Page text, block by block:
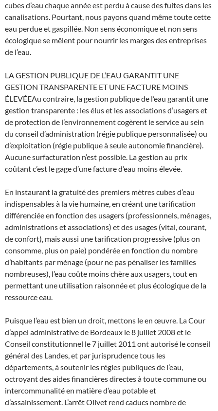
cubes d’eau chaque année est perdu à cause des fuites dans les
canalisations. Pourtant, nous payons quand même toute cette
eau perdue et gaspillée. Non sens économique et non sens
écologique se mêlent pour nourrir les marges des entreprises
de l’eau.
LA GESTION PUBLIQUE DE L’EAU GARANTIT UNE
GESTION TRANSPARENTE ET UNE FACTURE MOINS
ÉLEVÉEAu contraire, la gestion publique de l’eau garantit une
gestion transparente : les élus et les associations d’usagers et
de protection de l’environnement cogèrent le service au sein
du conseil d’administration (régie publique personnalisée) ou
d’exploitation (régie publique à seule autonomie financière).
Aucune surfacturation n’est possible. La gestion au prix
coûtant c’est le gage d’une facture d’eau moins élevée.
En instaurant la gratuité des premiers mètres cubes d’eau
indispensables à la vie humaine, en créant une tarification
différenciée en fonction des usagers (professionnels, ménages,
administrations et associations) et des usages (vital, courant,
de confort), mais aussi une tarification progressive (plus on
consomme, plus on paie) pondérée en fonction du nombre
d’habitants par ménage (pour ne pas pénaliser les familles
nombreuses), l’eau coûte moins chère aux usagers, tout en
permettant une utilisation raisonnée et plus écologique de la
ressource eau.
Puisque l’eau est bien un droit, mettons le en œuvre. La Cour
d’appel administrative de Bordeaux le 8 juillet 2008 et le
Conseil constitutionnel le 7 juillet 2011 ont autorisé le conseil
général des Landes, et par jurisprudence tous les
départements, à soutenir les régies publiques de l’eau,
octroyant des aides financières directes à toute commune ou
intercommunalité en matière d’eau potable et
d’assainissement. L’arrêt Olivet rend caducs nombre de